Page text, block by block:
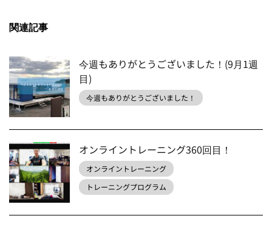
関連記事
今週もありがとうございました！(9月1週
目)
今週もありがとうございました！
オンライントレーニング360回目！
オンライントレーニング
トレーニングプログラム